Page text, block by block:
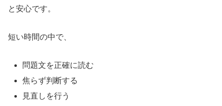
と安心です。
短い時間の中で、
問題文を正確に読む
焦らず判断する
見直しを行う